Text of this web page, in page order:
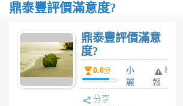
鼎泰豐評價滿意度?
鼎泰豐評價滿意
度?
0.0分
小
麗
舉
報
分享